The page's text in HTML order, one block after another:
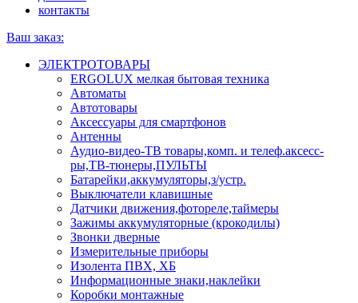
контакты
Ваш заказ:
ЭЛЕКТРОТОВАРЫ
ERGOLUX мелкая бытовая техника
Автоматы
Автотовары
Аксессуары для смартфонов
Антенны
Аудио-видео-ТВ товары,комп. и телеф.аксесс-
ры,ТВ-тюнеры,ПУЛЬТЫ
Батарейки,аккумуляторы,з/устр.
Выключатели клавишные
Датчики движения,фотореле,таймеры
Зажимы аккумуляторные (крокодилы)
Звонки дверные
Измерительные приборы
Изолента ПВХ, ХБ
Информационные знаки,наклейки
Коробки монтажные